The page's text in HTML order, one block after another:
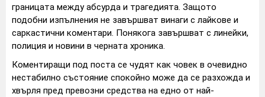
границата между абсурда и трагедията. Защото
подобни изпълнения не завършват винаги с лайкове и
саркастични коментари. Понякога завършват с линейки,
полиция и новини в черната хроника.
Коментиращи под поста се чудят как човек в очевидно
нестабилно състояние спокойно може да се разхожда и
хвърля пред превозни средства на едно от най-